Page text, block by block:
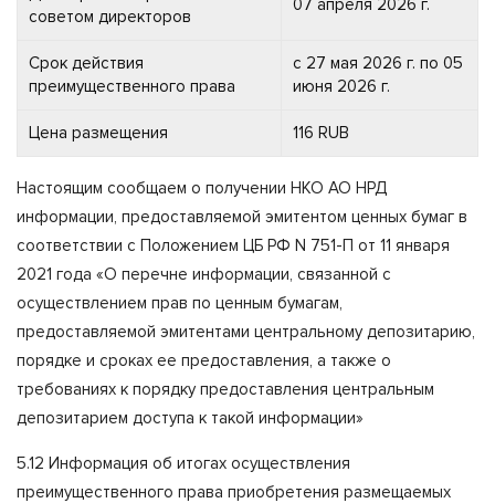
советом директоров
07 апреля 2026 г.
Срок действия
преимущественного права
с 27 мая 2026 г. по 05
июня 2026 г.
Цена размещения 116 RUB
Настоящим сообщаем о получении НКО АО НРД
информации, предоставляемой эмитентом ценных бумаг в
соответствии с Положением ЦБ РФ N 751-П от 11 января
2021 года «О перечне информации, связанной с
осуществлением прав по ценным бумагам,
предоставляемой эмитентами центральному депозитарию,
порядке и сроках ее предоставления, а также о
требованиях к порядку предоставления центральным
депозитарием доступа к такой информации»
5.12 Информация об итогах осуществления
преимущественного права приобретения размещаемых